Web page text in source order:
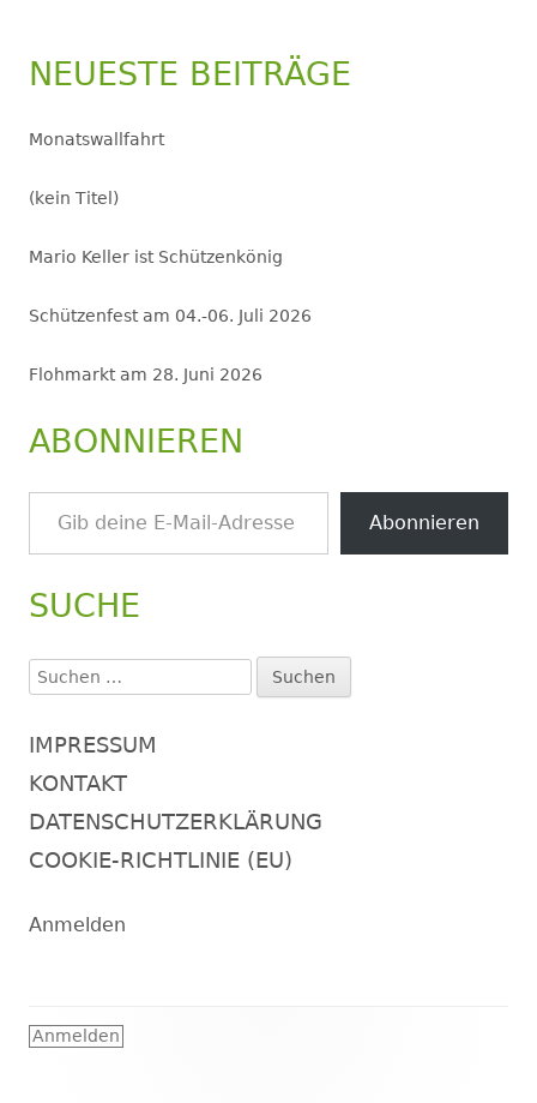
NEUESTE BEITRÄGE
Monatswallfahrt
(kein Titel)
Mario Keller ist Schützenkönig
Schützenfest am 04.-06. Juli 2026
Flohmarkt am 28. Juni 2026
ABONNIEREN
Gib deine E-Mail-Adresse ein ...
Abonnieren
SUCHE
Suchen
nach:
IMPRESSUM
KONTAKT
DATENSCHUTZERKLÄRUNG
COOKIE-RICHTLINIE (EU)
Anmelden
Footer
Anmelden